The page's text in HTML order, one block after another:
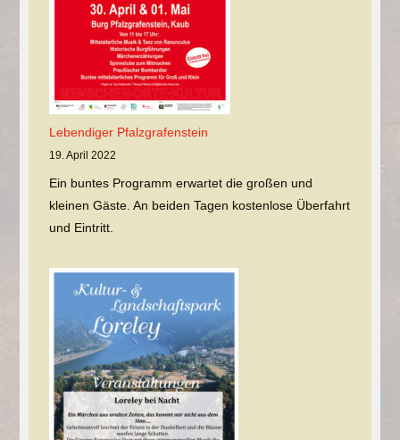
Lebendiger Pfalzgrafenstein
19. April 2022
Ein buntes Programm erwartet die großen und
kleinen Gäste. An beiden Tagen kostenlose Überfahrt
und Eintritt.